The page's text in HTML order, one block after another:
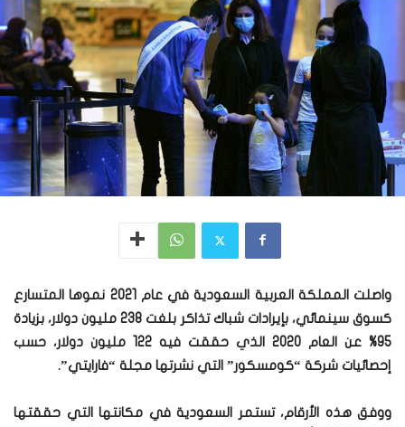
واصلت المملكة العربية السعودية في عام 2021 نموها المتسارع
كسوق سينمائي، بإيرادات شباك تذاكر بلغت 238 مليون دولار، بزيادة
95% عن العام 2020 الذي حققت فيه 122 مليون دولار، حسب
إحصائيات شركة “كومسكور” التي نشرتها مجلة “فارايتي”.
ووفق هذه الأرقام، تستمر السعودية في مكانتها التي حققتها